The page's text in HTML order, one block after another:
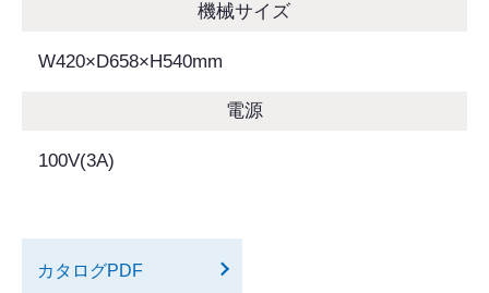
機械サイズ
W420×D658×H540mm
電源
100V(3A)
カタログPDF